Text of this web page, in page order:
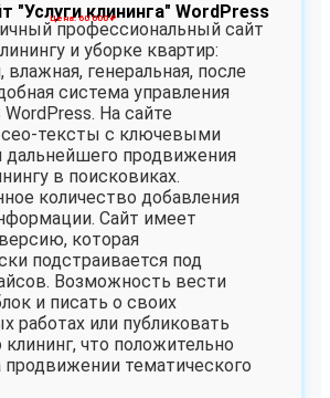
"Услуги клининга" WordPress
Цена: 60 000 ₽
профессиональный сайт
и уборке квартир:
генеральная, после
система управления
На сайте
тексты с ключевыми
дальнейшего продвижения
в поисковиках.
количество добавления
Сайт имеет
которая
подстраивается под
Возможность вести
и писать о своих
работах или публиковать
что положительно
продвижении тематического